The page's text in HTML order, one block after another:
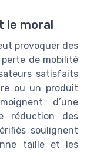
le moral
provoquer des
de mobilité
satisfaits
ou un produit
d’une
réduction des
soulignent
taille et les